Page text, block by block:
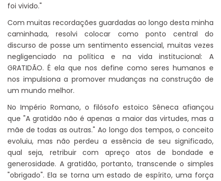
foi vivido."
Com muitas recordações guardadas ao longo desta minha
caminhada, resolvi colocar como ponto central do
discurso de posse um sentimento essencial, muitas vezes
negligenciado na política e na vida institucional: A
GRATIDÃO. É ela que nos define como seres humanos e
nos impulsiona a promover mudanças na construção de
um mundo melhor.
No Império Romano, o filósofo estoico Sêneca afiançou
que "A gratidão não é apenas a maior das virtudes, mas a
mãe de todas as outras." Ao longo dos tempos, o conceito
evoluiu, mas não perdeu a essência de seu significado,
qual seja, retribuir com apreço atos de bondade e
generosidade. A gratidão, portanto, transcende o simples
"obrigado". Ela se torna um estado de espírito, uma força